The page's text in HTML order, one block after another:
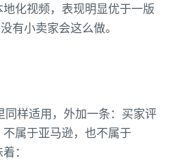
化视频，表现明显优于一版
有小卖家会这么做。
同样适用，外加一条：买家评
属于亚马逊，也不属于
：